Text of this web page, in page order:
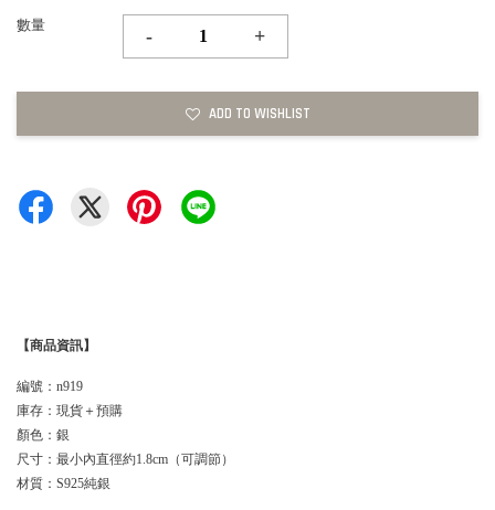
數量
- +
ADD TO WISHLIST
【商品資訊】
編號：n919
庫存：現貨＋預購
顏色：銀
尺寸：最小內直徑約1.8cm（可調節）
材質：S925純銀